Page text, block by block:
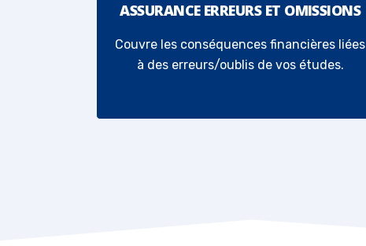
ASSURANCE ERREURS ET OMISSIONS
Couvre les conséquences financières liées
à des erreurs/oublis de vos études.